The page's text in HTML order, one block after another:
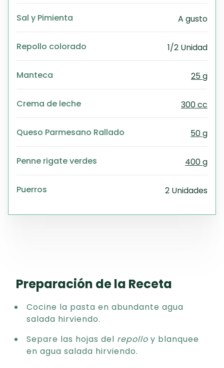
Sal y Pimienta A gusto
Repollo colorado 1/2 Unidad
Manteca 25 g
Crema de leche 300 cc
Queso Parmesano Rallado 50 g
Penne rigate verdes 400 g
Puerros 2 Unidades
Preparación de la Receta
Cocine la pasta en abundante agua
salada hirviendo.
Separe las hojas del repollo y blanquee
en agua salada hirviendo.